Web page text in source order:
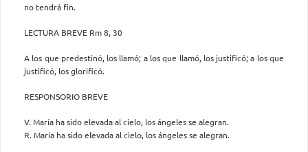
no tendrá fin.
LECTURA BREVE Rm 8, 30
A los que predestinó, los llamó; a los que llamó, los justificó; a los que
justificó, los glorificó.
RESPONSORIO BREVE
V. María ha sido elevada al cielo, los ángeles se alegran.
R. María ha sido elevada al cielo, los ángeles se alegran.